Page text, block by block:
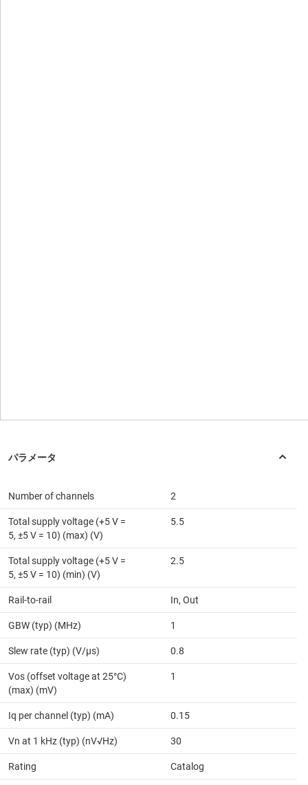
Number of channels 2
Total supply voltage (+5 V =
5, ±5 V = 10) (max) (V)
5.5
Total supply voltage (+5 V =
5, ±5 V = 10) (min) (V)
2.5
Rail-to-rail In, Out
GBW (typ) (MHz) 1
Slew rate (typ) (V/µs) 0.8
Vos (offset voltage at 25°C)
(max) (mV)
1
Iq per channel (typ) (mA) 0.15
Vn at 1 kHz (typ) (nV√Hz) 30
Rating Catalog